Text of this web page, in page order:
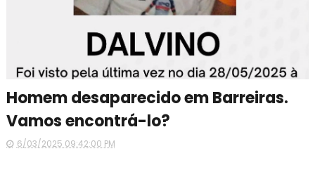
Homem desaparecido em Barreiras.
Vamos encontrá-lo?
6/03/2025 09:42:00 PM